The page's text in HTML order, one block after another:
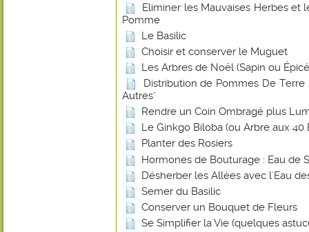
Eliminer les Mauvaises Herbes et
Pomme
Le Basilic
Choisir et conserver le Muguet
Les Arbres de Noël (Sapin ou
Distribution de Pommes De
Autres"
Rendre un Coin Ombragé plus
Le Ginkgo Biloba (ou Arbre aux 40
Planter des Rosiers
Hormones de Bouturage : Eau de
Désherber les Allées avec l'Eau
Semer du Basilic
Conserver un Bouquet de Fleurs
Se Simplifier la Vie (quelques